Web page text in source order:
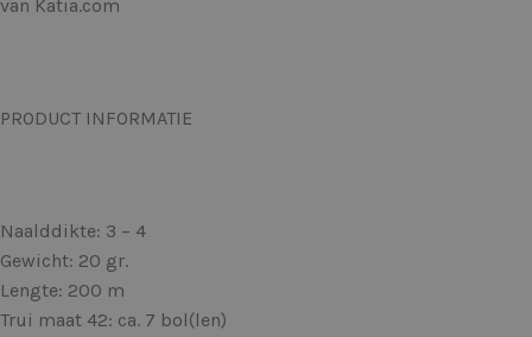
van Katia.com
PRODUCT INFORMATIE
Naalddikte: 3 – 4
Gewicht: 20 gr.
Lengte: 200 m
Trui maat 42: ca. 7 bol(len)